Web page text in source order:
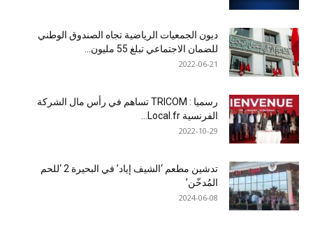
ديون الجمعيات الرياضية تجاه الصندوق الوطني
للضمان الاجتماعي تبلغ 55 مليون...
2022-06-21
رسميا : TRICOM تساهم في رأس مال الشركة
الفرنسية Local.fr...
2022-10-29
تدشين مطعم ‘الشيف إياد’ في البحيرة 2 ‘للحم
المُدخّن’
2024-06-08